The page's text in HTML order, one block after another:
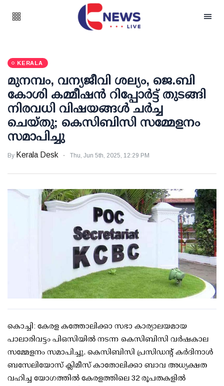
KERALA
മുനമ്പം, വന്യജീവി ശല്യം, ജെ.ബി
കോശി കമ്മീഷന്‍ റിപ്പോര്‍ട്ട് തുടങ്ങി
നിരവധി വിഷയങ്ങള്‍ ചര്‍ച്ച
ചെയ്തു; കെസിബിസി സമ്മേളനം
സമാപിച്ചു
By Kerala Desk Thu, Jun 5th, 2025, 12:29 PM
കൊച്ചി: കേരള കത്തോലിക്കാ സഭാ കാര്യാലയമായ
പാലാരിവട്ടം പിഒസിയില്‍ നടന്ന കെസിബിസി വര്‍ഷകാല
സമ്മേളനം സമാപിച്ചു. കെസിബിസി പ്രസിഡന്റ് കര്‍ദിനാള്‍
ബസേലിയോസ് ക്ലിമീസ് കാതോലിക്കാ ബാവ അധ്യക്ഷത
വഹിച്ച യോഗത്തില്‍ കേരളത്തിലെ 32 രൂപതകളില്‍